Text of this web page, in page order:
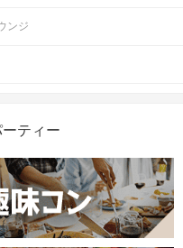
ンジ
ティー